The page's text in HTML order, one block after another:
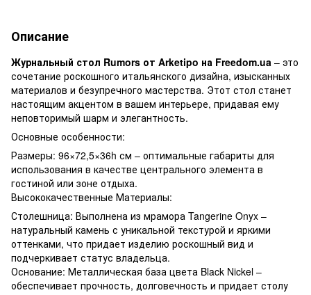
Описание
Журнальный стол Rumors от Arketipo на Freedom.ua – это
сочетание роскошного итальянского дизайна, изысканных
материалов и безупречного мастерства. Этот стол станет
настоящим акцентом в вашем интерьере, придавая ему
неповторимый шарм и элегантность.
Основные особенности:
Размеры: 96×72,5×36h см – оптимальные габариты для
использования в качестве центрального элемента в
гостиной или зоне отдыха.
Высококачественные Материалы:
Столешница: Выполнена из мрамора Tangerine Onyx –
натуральный камень с уникальной текстурой и яркими
оттенками, что придает изделию роскошный вид и
подчеркивает статус владельца.
Основание: Металлическая база цвета Black Nickel –
обеспечивает прочность, долговечность и придает столу